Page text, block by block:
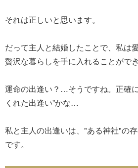
それは正しいと思います。
だって主人と結婚したことで、私は
贅沢な暮らしを手に入れることがで
運命の出逢い？…そうですね。正確
くれた出逢い”かな…
私と主人の出逢いは、"ある神社"の
です。